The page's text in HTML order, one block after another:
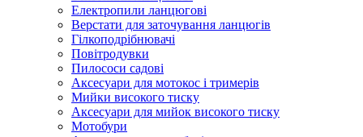
Електропили ланцюгові
Верстати для заточування ланцюгів
Гілкоподрібнювачі
Повітродувки
Пилососи садові
Аксесуари для мотокос і тримерів
Мийки високого тиску
Аксесуари для мийок високого тиску
Мотобури